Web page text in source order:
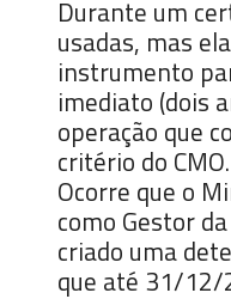
Durante um
usadas, mas
instrumento
imediato (dois
operação que
critério do CMO.
Ocorre que o
como Gestor
criado uma
que até 31/12/